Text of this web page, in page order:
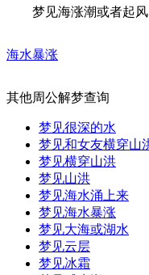
梦见海涨潮或者起风
海水暴涨
其他周公解梦查询
梦见很深的水
梦见和女友横穿山
梦见横穿山洪
梦见山洪
梦见海水涌上来
梦见海水暴涨
梦见大海或湖水
梦见云层
梦见冰霜